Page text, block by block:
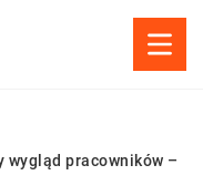
wygląd pracowników –